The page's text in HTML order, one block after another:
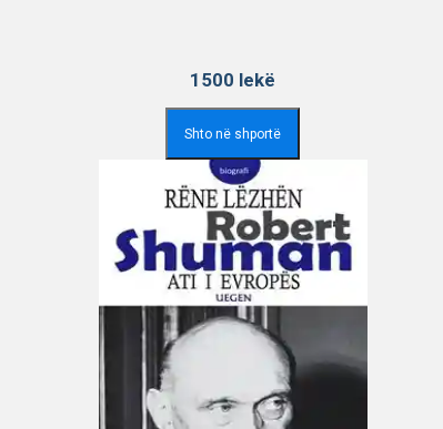
1500 lekë
Shto në shportë